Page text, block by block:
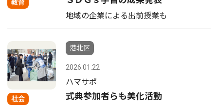
教育
地域の企業による出前授業も
社会
港北区
2026.01.22
ハマサポ
式典参加者らも美化活動